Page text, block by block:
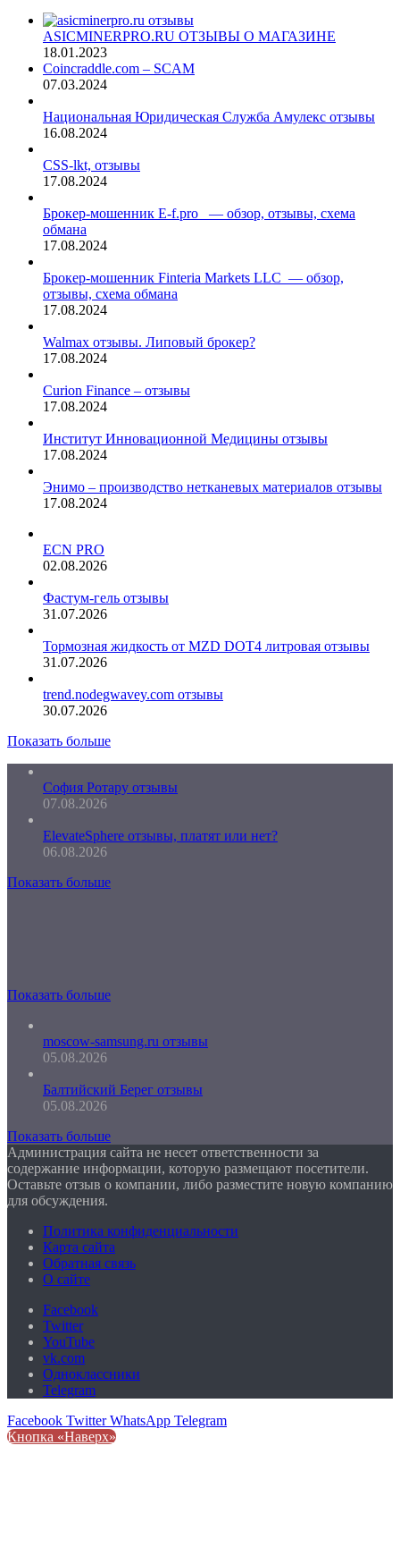
ASICMINERPRO.RU ОТЗЫВЫ О МАГАЗИНЕ
18.01.2023
Coincraddle.com – SCAM
07.03.2024
Национальная Юридическая Служба Амулекс отзывы
16.08.2024
CSS-lkt, отзывы
17.08.2024
Брокер-мошенник E-f.pro — обзор, отзывы, схема
обмана
17.08.2024
Брокер-мошенник Finteria Markets LLC — обзор,
отзывы, схема обмана
17.08.2024
Walmax отзывы. Липовый брокер?
17.08.2024
Curion Finance – отзывы
17.08.2024
Институт Инновационной Медицины отзывы
17.08.2024
Энимо – производство нетканевых материалов отзывы
17.08.2024
ECN PRO
02.08.2026
Фастум-гель отзывы
31.07.2026
Тормозная жидкость от MZD DOT4 литровая отзывы
31.07.2026
trend.nodegwavey.com отзывы
30.07.2026
Показать больше
София Ротару отзывы
07.08.2026
ElevateSphere отзывы, платят или нет?
06.08.2026
Показать больше
Показать больше
moscow-samsung.ru отзывы
05.08.2026
Балтийский Берег отзывы
05.08.2026
Показать больше
Администрация сайта не несет ответственности за
содержание информации, которую размещают посетители.
Оставьте отзыв о компании, либо разместите новую компанию
для обсуждения.
Политика конфиденциальности
Карта сайта
Обратная связь
О сайте
Facebook
Twitter
YouTube
vk.com
Одноклассники
Telegram
Facebook Twitter WhatsApp Telegram
Кнопка «Наверх»